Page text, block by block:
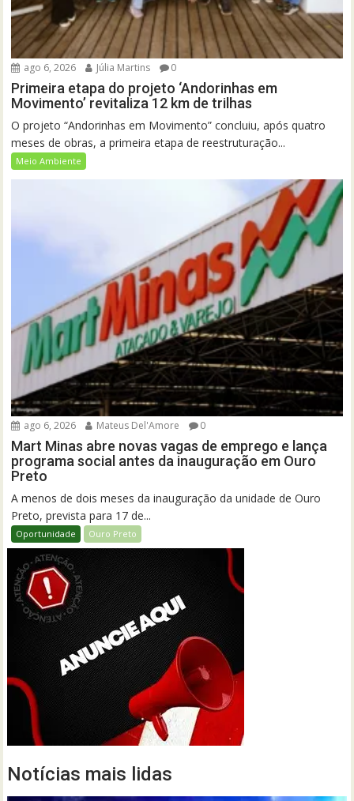
ago 6, 2026 Júlia Martins 0
Primeira etapa do projeto ‘Andorinhas em
Movimento’ revitaliza 12 km de trilhas
O projeto “Andorinhas em Movimento” concluiu, após quatro
meses de obras, a primeira etapa de reestruturação...
Meio Ambiente
ago 6, 2026 Mateus Del'Amore 0
Mart Minas abre novas vagas de emprego e lança
programa social antes da inauguração em Ouro
Preto
A menos de dois meses da inauguração da unidade de Ouro
Preto, prevista para 17 de...
Oportunidade Ouro Preto
Notícias mais lidas